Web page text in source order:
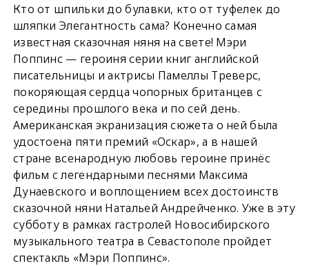
Кто от шпильки до булавки, кто от туфелек до
шляпки Элегантность сама? Конечно самая
известная сказочная няня на свете! Мэри
Поппинс — героиня серии книг английской
писательницы и актрисы Памеллы Треверс,
покоряющая сердца чопорных британцев с
середины прошлого века и по сей день.
Американская экранизация сюжета о ней была
удостоена пяти премий «Оскар», а в нашей
стране всенародную любовь героине принёс
фильм с легендарными песнями Максима
Дунаевского и воплощением всех достоинств
сказочной няни Натальей Андрейченко. Уже в эту
субботу в рамках гастролей Новосибирского
музыкального театра в Севастополе пройдет
спектакль «Мэри Поппинс».